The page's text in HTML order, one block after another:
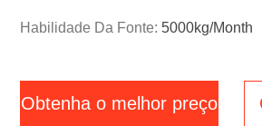
Habilidade Da Fonte: 5000kg/Month
Obtenha o melhor preço